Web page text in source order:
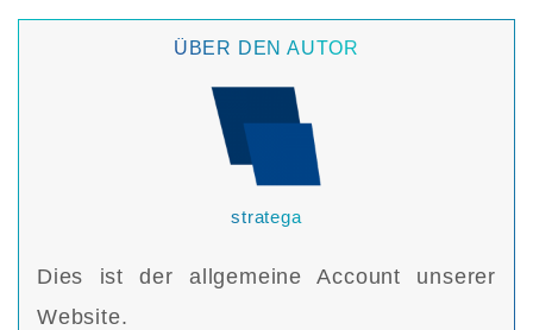
ÜBER DEN AUTOR
stratega
Dies ist der allgemeine Account unserer
Website.